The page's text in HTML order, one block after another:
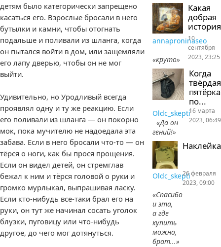
детям было категорически запрещено
касаться его. Взрослые бросали в него
бутылки и камни, чтобы отогнать
подальше и поливали из шланга, когда
он пытался войти в дом, или защемляли
его лапу дверью, чтобы он не мог
выйти.
Удивительно, но Уродливый всегда
проявлял одну и ту же реакцию. Если
его поливали из шланга — он покорно
мок, пока мучителю не надоедала эта
забава. Если в него бросали что-то — он
тёрся о ноги, как бы прося прощения.
Если он видел детей, он стремглав
бежал к ним и тёрся головой о руки и
громко мурлыкал, выпрашивая ласку.
Если кто-нибудь все-таки брал его на
руки, он тут же начинал сосать уголок
блузки, пуговицу или что-нибудь
другое, до чего мог дотянуться.
Какая
добрая
история
annaproninaseo
«круто»
10
сентября
2023, 23:25
Когда
твёрдая
пятёрка
по...
Oldc_skepti
«Да он
гений!»
16 марта
2023, 06:49
Наклейка
Oldc_skepti
«Спасибо
и эта,
а где
купить
можно,
брат...»
26 февраля
2023, 09:00